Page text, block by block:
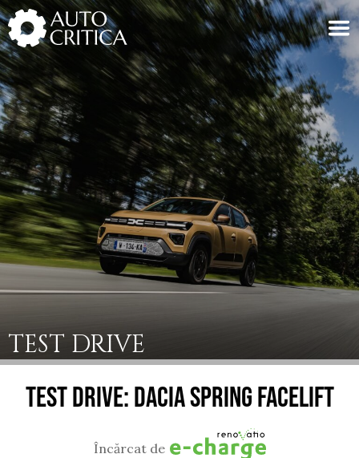
Skip
to
content
TEST DRIVE
TEST DRIVE: DACIA SPRING FACELIFT
Încărcat de